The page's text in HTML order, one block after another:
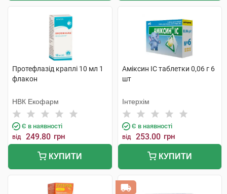
Протефлазід краплі 10 мл 1
флакон
НВК Екофарм
Є в наявності
від 249.80 грн
КУПИТИ
Аміксин IC таблетки 0,06 г 6
шт
Інтерхім
Є в наявності
від 253.00 грн
КУПИТИ